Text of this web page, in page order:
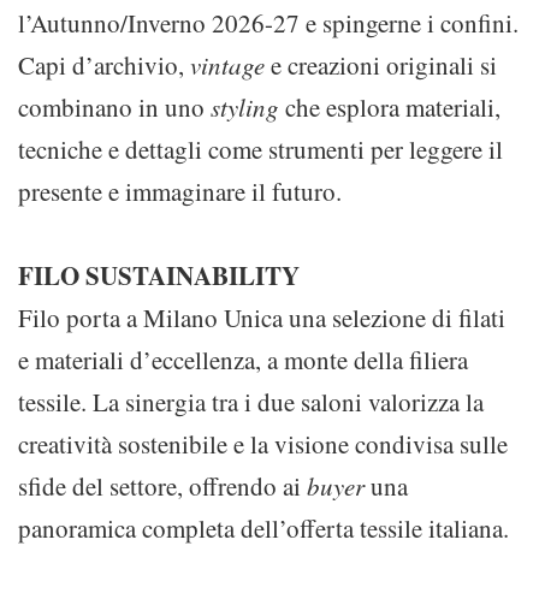
l’Autunno/Inverno 2026-27 e spingerne i confini.
Capi d’archivio, vintagee creazioni originali si
combinano in uno styling che esplora materiali,
tecniche e dettagli come strumenti per leggere il
presente e immaginare il futuro.
FILO SUSTAINABILITY
Filo porta a Milano Unica una selezione di filati
e materiali d’eccellenza, a monte della filiera
tessile. La sinergia tra i due saloni valorizza la
creatività sostenibile e la visione condivisa sulle
sfide del settore, offrendo ai buyeruna
panoramica completa dell’offerta tessile italiana.